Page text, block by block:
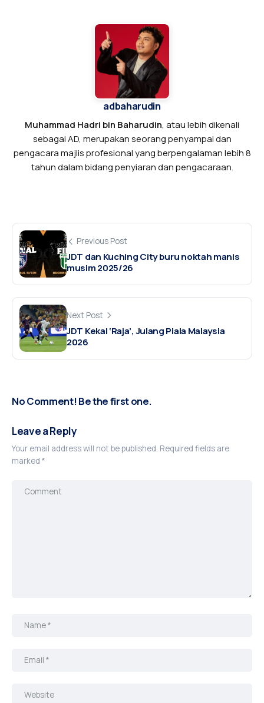
adbaharudin
Muhammad Hadri bin Baharudin, atau lebih dikenali
sebagai AD, merupakan seorang penyampai dan
pengacara majlis profesional yang berpengalaman lebih 8
tahun dalam bidang penyiaran dan pengacaraan.
Previous Post
JDT dan Kuching City buru noktah manis
musim 2025/26
Next Post
JDT Kekal ‘Raja’, Julang Piala Malaysia
2026
No Comment! Be the first one.
Leave a Reply
Your email address will not be published. Required fields are
marked *